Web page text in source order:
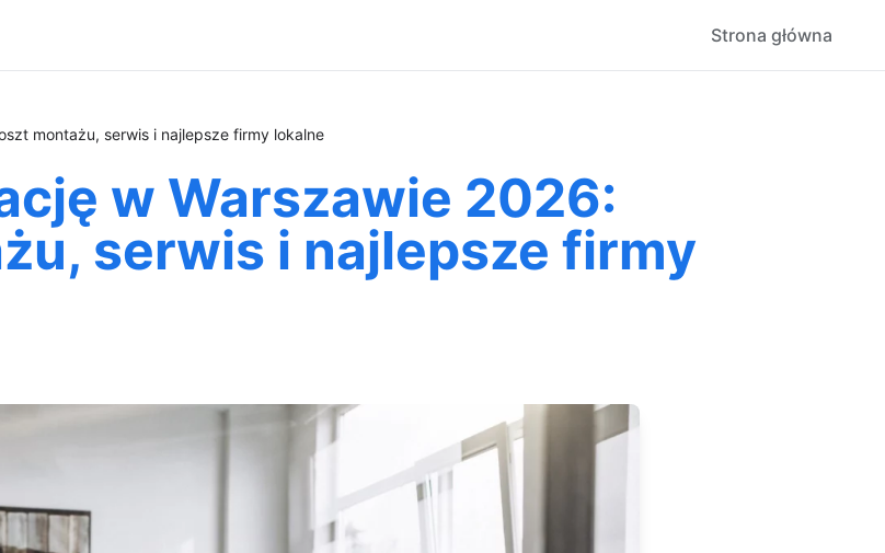
Strona główna
montażu, serwis i najlepsze firmy lokalne
w Warszawie 2026:
serwis i najlepsze firmy